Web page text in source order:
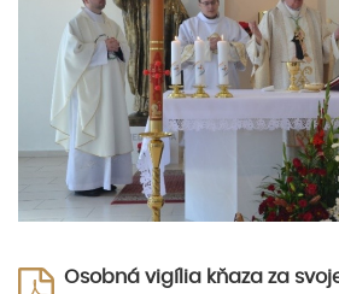
Osobná vigília kňaza za